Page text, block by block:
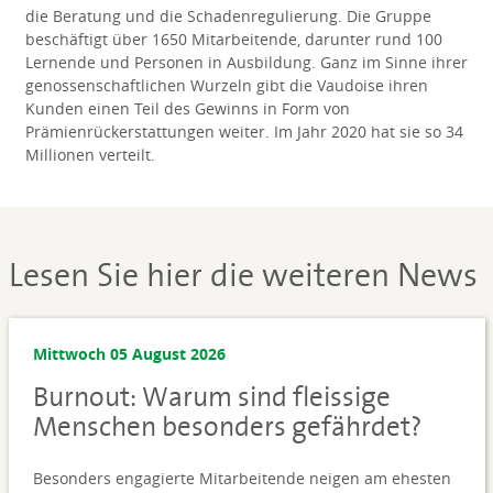
die Beratung und die Schadenregulierung. Die Gruppe
beschäftigt über 1650 Mitarbeitende, darunter rund 100
Lernende und Personen in Ausbildung. Ganz im Sinne ihrer
genossenschaftlichen Wurzeln gibt die Vaudoise ihren
Kunden einen Teil des Gewinns in Form von
Prämienrückerstattungen weiter. Im Jahr 2020 hat sie so 34
Millionen verteilt.
Lesen Sie hier die weiteren News
Mittwoch 05 August 2026
Burnout: Warum sind fleissige
Menschen besonders gefährdet?
Besonders engagierte Mitarbeitende neigen am ehesten